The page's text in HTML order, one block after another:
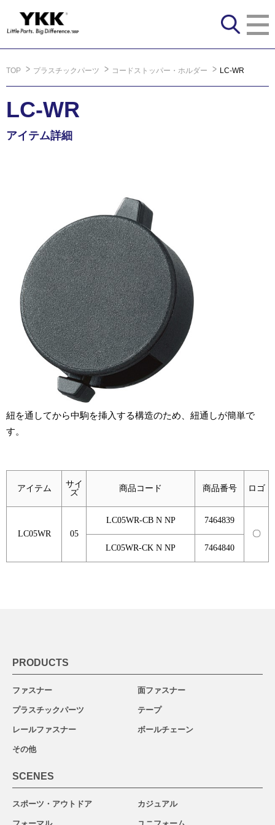
TOP プラスチックパーツ コードストッパー・ホルダー LC-WR
LC-WR
アイテム詳細
紐を通してから中駒を挿入する構造のため、紐通しが簡単で
す。
アイテム
サイ
ズ
商品コード 商品番号 ロゴ
LC05WR 05
LC05WR-CB N NP
7464839
〇
LC05WR-CK N NP
7464840
PRODUCTS
ファスナー 面ファスナー
プラスチックパーツ テープ
レールファスナー ボールチェーン
その他
SCENES
スポーツ・アウトドア カジュアル